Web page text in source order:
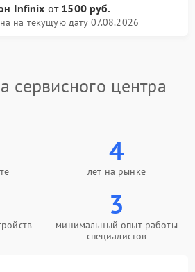
Infinix от 1500 руб.
на текущую дату 07.08.2026
сервисного центра
4
лет на рынке
3
минимальный опыт работы
специалистов